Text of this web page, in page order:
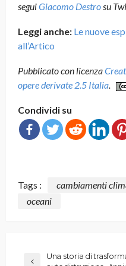
seguiGiacomo Destrosu
Leggi anche: Le nuove
all’Artico
Pubblicato con licenza
opere derivate 2.5 Italia.
Condividi su
Tags : cambiamenti
oceani
Una storia di